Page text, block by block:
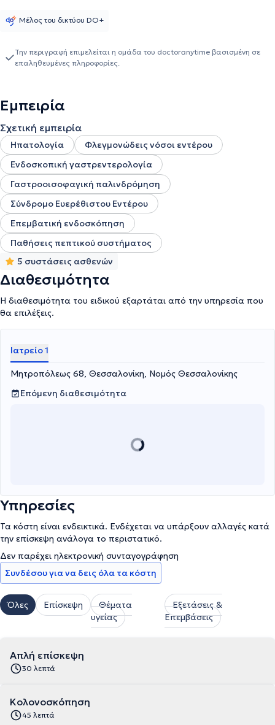
2023-2025 εργαζόταν ως εξειδικευόμενος ειδικός
ενδοπροθέσεων πεπτικού, οι ενδοσκοπικές διαστολές, η
τοποθέτηση γαστροστομίας, η πολυπεκτομή μεγάλων
Κλινική Άγιος Λουκάς.
Μέλος του δικτύου DO+
Την περιγραφή επιμελείται η ομάδα του doctoranytime βασισμένη σε
επαληθευμένες πληροφορίες.
Εμπειρία
Σχετική εμπειρία
Ηπατολογία
Φλεγμονώδεις νόσοι εντέρου
Ενδοσκοπική γαστρεντερολογία
Γαστροοισοφαγική παλινδρόμηση
Σύνδρομο Ευερέθιστου Εντέρου
Επεμβατική ενδοσκόπηση
Παθήσεις πεπτικού συστήματος
5 συστάσεις ασθενών
Διαθεσιμότητα
Η διαθεσιμότητα του ειδικού εξαρτάται από την υπηρεσία που
θα επιλέξεις.
Ιατρείο 1
Μητροπόλεως 68, Θεσσαλονίκη, Νομός Θεσσαλονίκης
Επόμενη διαθεσιμότητα
Υπηρεσίες
Τα κόστη είναι ενδεικτικά. Ενδέχεται να υπάρξουν αλλαγές κατά
την επίσκεψη ανάλογα το περιστατικό.
Δεν παρέχει ηλεκτρονική συνταγογράφηση
Συνδέσου για να δεις όλα τα κόστη
Όλες Επίσκεψη
Θέματα
υγείας
Εξετάσεις &
Επεμβάσεις
Απλή επίσκεψη
30 λεπτά
Κολονοσκόπηση
45 λεπτά